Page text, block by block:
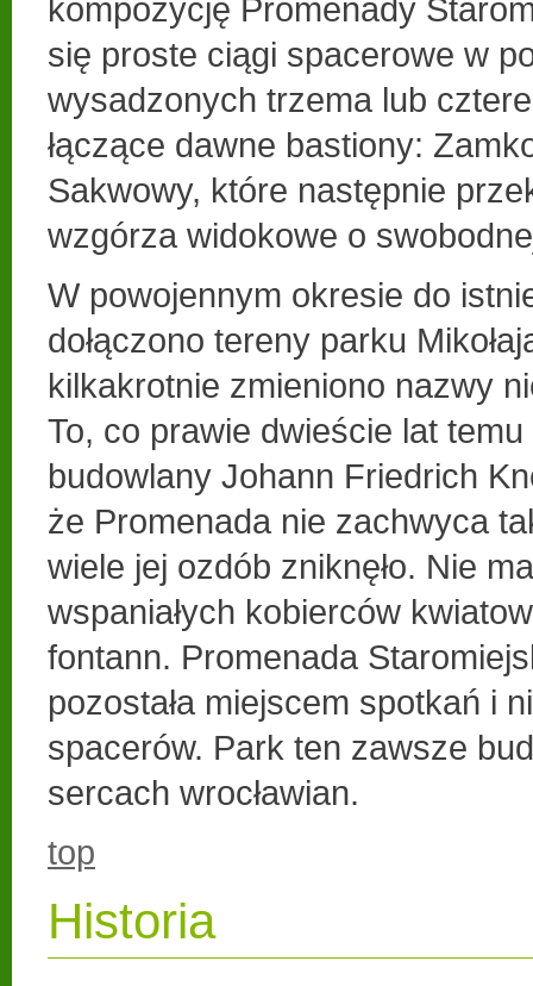
kompozycję Promenady
się proste ciągi spacerowe w
wysadzonych trzema lub
łączące dawne bastiony:
Sakwowy, które następnie
wzgórza widokowe o
W powojennym okresie do
dołączono tereny parku
kilkakrotnie zmieniono nazwy
To, co prawie dwieście lat temu
budowlany Johann Friedrich
że Promenada nie zachwyca
wiele jej ozdób zniknęło. Nie
wspaniałych kobierców
fontann. Promenada
pozostała miejscem spotkań i
spacerów. Park ten zawsze
sercach wrocławian.
top
Historia